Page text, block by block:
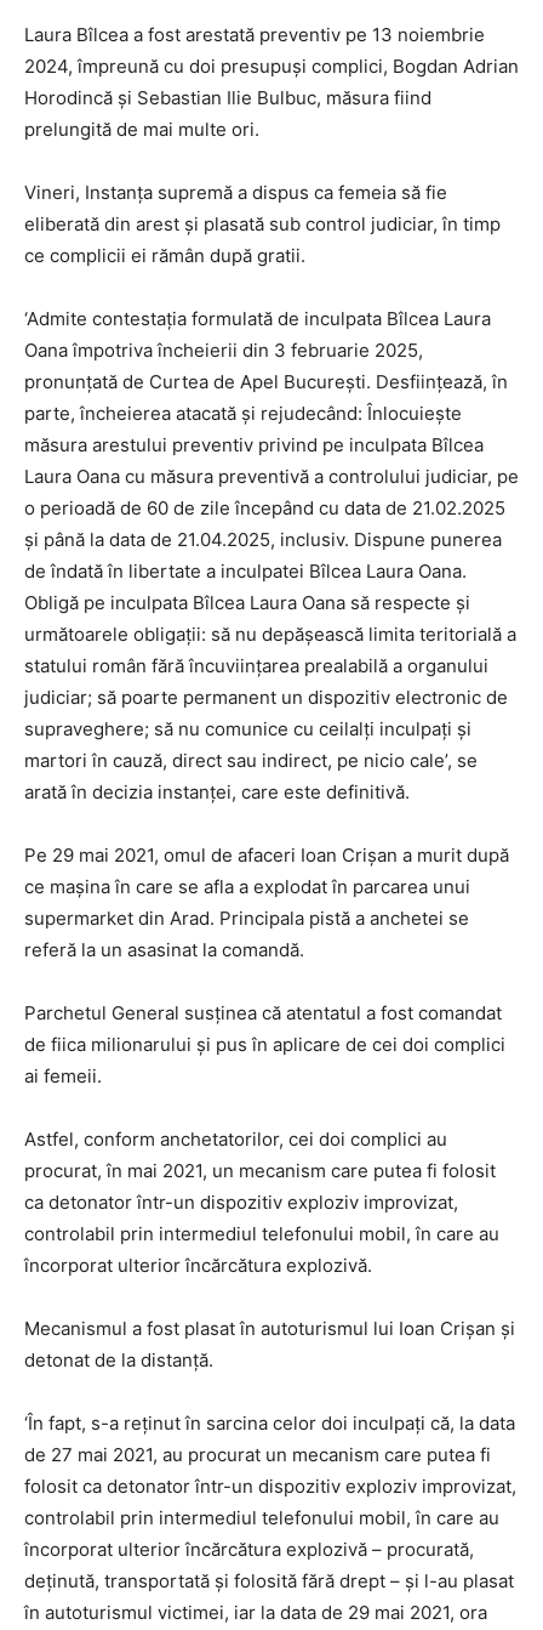
Laura Bîlcea a fost arestată preventiv pe 13 noiembrie
2024, împreună cu doi presupuși complici, Bogdan Adrian
Horodincă și Sebastian Ilie Bulbuc, măsura fiind
prelungită de mai multe ori.
Vineri, Instanța supremă a dispus ca femeia să fie
eliberată din arest și plasată sub control judiciar, în timp
ce complicii ei rămân după gratii.
‘Admite contestația formulată de inculpata Bîlcea Laura
Oana împotriva încheierii din 3 februarie 2025,
pronunțată de Curtea de Apel București. Desființează, în
parte, încheierea atacată și rejudecând: Înlocuiește
măsura arestului preventiv privind pe inculpata Bîlcea
Laura Oana cu măsura preventivă a controlului judiciar, pe
o perioadă de 60 de zile începând cu data de 21.02.2025
și până la data de 21.04.2025, inclusiv. Dispune punerea
de îndată în libertate a inculpatei Bîlcea Laura Oana.
Obligă pe inculpata Bîlcea Laura Oana să respecte și
următoarele obligații: să nu depășească limita teritorială a
statului român fără încuviințarea prealabilă a organului
judiciar; să poarte permanent un dispozitiv electronic de
supraveghere; să nu comunice cu ceilalți inculpați și
martori în cauză, direct sau indirect, pe nicio cale’, se
arată în decizia instanței, care este definitivă.
Pe 29 mai 2021, omul de afaceri Ioan Crișan a murit după
ce mașina în care se afla a explodat în parcarea unui
supermarket din Arad. Principala pistă a anchetei se
referă la un asasinat la comandă.
Parchetul General susținea că atentatul a fost comandat
de fiica milionarului și pus în aplicare de cei doi complici
ai femeii.
Astfel, conform anchetatorilor, cei doi complici au
procurat, în mai 2021, un mecanism care putea fi folosit
ca detonator într-un dispozitiv exploziv improvizat,
controlabil prin intermediul telefonului mobil, în care au
încorporat ulterior încărcătura explozivă.
Mecanismul a fost plasat în autoturismul lui Ioan Crișan și
detonat de la distanță.
‘În fapt, s-a reținut în sarcina celor doi inculpați că, la data
de 27 mai 2021, au procurat un mecanism care putea fi
folosit ca detonator într-un dispozitiv exploziv improvizat,
controlabil prin intermediul telefonului mobil, în care au
încorporat ulterior încărcătura explozivă – procurată,
deținută, transportată și folosită fără drept – și l-au plasat
în autoturismul victimei, iar la data de 29 mai 2021, ora